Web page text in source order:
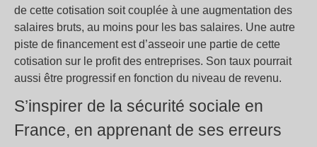
de cette cotisation soit couplée à une augmentation des
salaires bruts, au moins pour les bas salaires. Une autre
piste de financement est d’asseoir une partie de cette
cotisation sur le profit des entreprises. Son taux pourrait
aussi être progressif en fonction du niveau de revenu.
S’inspirer de la sécurité sociale en
France, en apprenant de ses erreurs